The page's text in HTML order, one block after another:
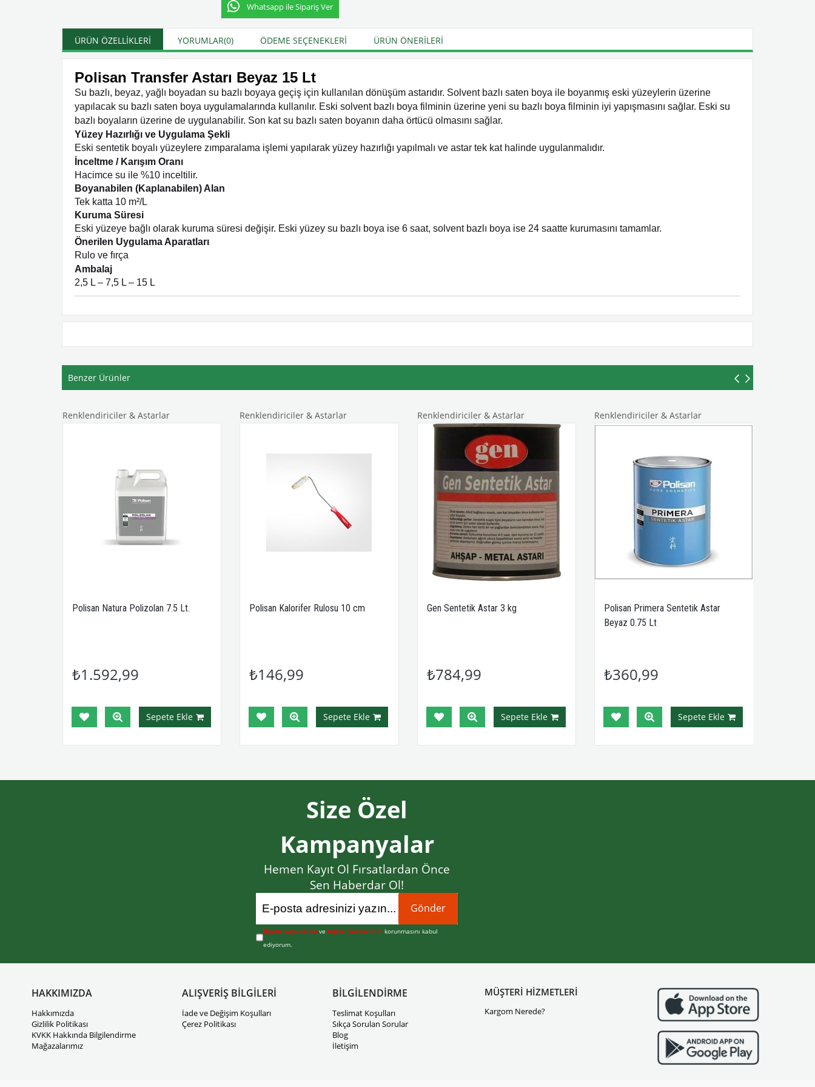
Whatsapp ile Sipariş Ver
ÜRÜN ÖZELLIKLERI YORUMLAR(0) ÖDEME SEÇENEKLERI ÜRÜN ÖNERILERI
Polisan Transfer Astarı Beyaz 15 Lt
Su bazlı, beyaz, yağlı boyadan su bazlı boyaya geçiş için kullanılan dönüşüm astarıdır. Solvent bazlı saten boya ile boyanmış eski yüzeylerin üzerine
yapılacak su bazlı saten boya uygulamalarında kullanılır. Eski solvent bazlı boya filminin üzerine yeni su bazlı boya filminin iyi yapışmasını sağlar. Eski su
bazlı boyaların üzerine de uygulanabilir. Son kat su bazlı saten boyanın daha örtücü olmasını sağlar.
Yüzey Hazırlığı ve Uygulama Şekli
Eski sentetik boyalı yüzeylere zımparalama işlemi yapılarak yüzey hazırlığı yapılmalı ve astar tek kat halinde uygulanmalıdır.
İnceltme / Karışım Oranı
Hacimce su ile %10 inceltilir.
Boyanabilen (Kaplanabilen) Alan
Tek katta 10 m²/L
Kuruma Süresi
Eski yüzeye bağlı olarak kuruma süresi değişir. Eski yüzey su bazlı boya ise 6 saat, solvent bazlı boya ise 24 saatte kurumasını tamamlar.
Önerilen Uygulama Aparatları
Rulo ve fırça
Ambalaj
2,5 L – 7,5 L – 15 L
Benzer Ürünler
Renklendiriciler & Astarlar
Polisan Natura Polizolan 7.5 Lt.
₺1.592,99
Sepete Ekle
Renklendiriciler & Astarlar
Polisan Kalorifer Rulosu 10 cm
₺146,99
Sepete Ekle
Renklendiriciler & Astarlar
Gen Sentetik Astar 3 kg
₺784,99
Sepete Ekle
Renklendiriciler & Astarlar
Polisan Primera Sentetik Astar
Beyaz 0.75 Lt
₺360,99
Sepete Ekle
Size Özel
Kampanyalar
Hemen Kayıt Ol Fırsatlardan Önce
Sen Haberdar Ol!
Gönder
Üyelik koşullarını vekişisel verilerimin korunmasını kabul
ediyorum.
HAKKIMIZDA
Hakkımızda
Gizlilik Politikası
KVKK Hakkında Bilgilendirme
Mağazalarımız
ALIŞVERİŞ BİLGİLERİ
İade ve Değişim Koşulları
Çerez Politikası
BİLGİLENDİRME
Teslimat Koşulları
Sıkça Sorulan Sorular
Blog
İletişim
MÜŞTERİ HİZMETLERİ
Kargom Nerede?